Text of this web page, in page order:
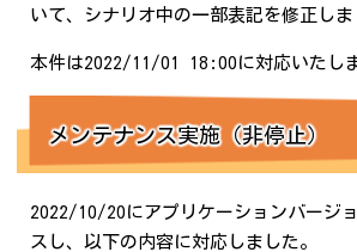
いて、シナリオ中の一部表記を修正しま
本件は2022/11/01 18:00に対応いたし
メンテナンス実施（非停止）
2022/10/20にアプリケーションバージ
スし、以下の内容に対応しました。